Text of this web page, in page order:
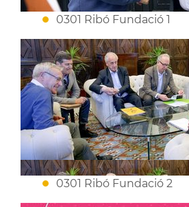
0301 Ribó Fundació 1
0301 Ribó Fundació 2